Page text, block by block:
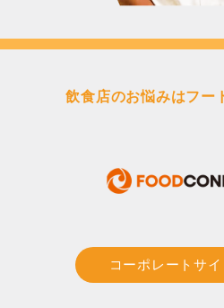
飲食店のお悩みはフー
コーポレートサ